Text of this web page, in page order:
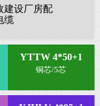
建设厂房配
缆
YTTW 4*50+1
铜芯/5芯